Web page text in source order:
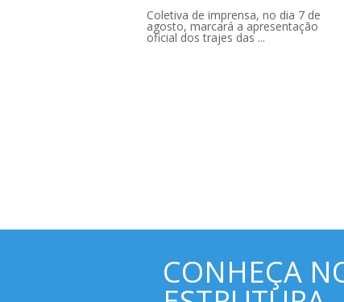
Coletiva de imprensa, no dia 7 de
agosto, marcará a apresentação
oficial dos trajes das ...
CONHEÇA